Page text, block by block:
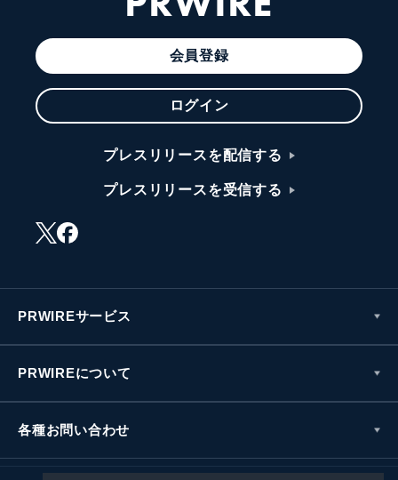
会員登録
ログイン
プレスリリースを配信する
プレスリリースを受信する
PRWIREサービス
PRWIREについて
各種お問い合わせ